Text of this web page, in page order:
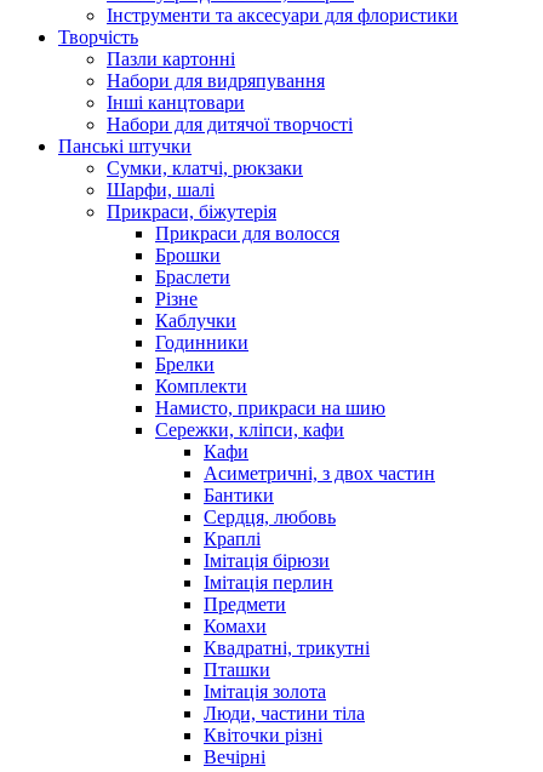
Інструменти та аксесуари для флористики
Творчість
Пазли картонні
Набори для видряпування
Інші канцтовари
Набори для дитячої творчості
Панські штучки
Сумки, клатчі, рюкзаки
Шарфи, шалі
Прикраси, біжутерія
Прикраси для волосся
Брошки
Браслети
Різне
Каблучки
Годинники
Брелки
Комплекти
Намисто, прикраси на шию
Сережки, кліпси, кафи
Кафи
Асиметричні, з двох частин
Бантики
Сердця, любовь
Краплі
Імітація бірюзи
Імітація перлин
Предмети
Комахи
Квадратні, трикутні
Пташки
Імітація золота
Люди, частини тіла
Квіточки різні
Вечірні